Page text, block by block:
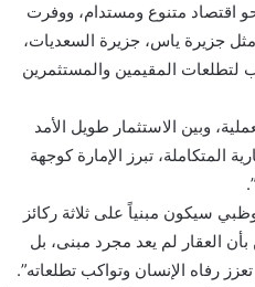
2030 أسس التحول الشامل نحو اقتصاد متنوع ومستدام، ووفرت
جزيرة ياس، جزيرة السعديات،
لتطلعات المقيمين والمستثمرين
وبين الاستثمار طويل الأمد
المتكاملة، تبرز الإمارة كوجهة
سيكون مبنياً على ثلاثة ركائز
بأن العقار لم يعد مجرد مبنى، بل
رفاه الإنسان وتواكب تطلعاته”.